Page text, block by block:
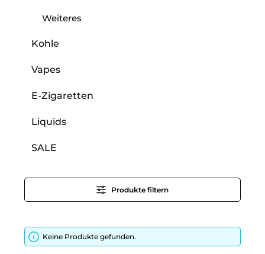
Weiteres
Kohle
Vapes
E-Zigaretten
Liquids
SALE
Produkte filtern
Keine Produkte gefunden.